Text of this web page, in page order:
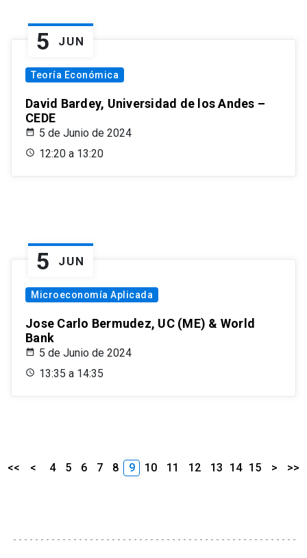
5 JUN
Teoría Económica
David Bardey, Universidad de los Andes –
CEDE
5 de Junio de 2024
12:20 a 13:20
5 JUN
Microeconomía Aplicada
Jose Carlo Bermudez, UC (ME) & World
Bank
5 de Junio de 2024
13:35 a 14:35
<< < 4 5 6 7 8 9 10 11 12 13 14 15 > >>